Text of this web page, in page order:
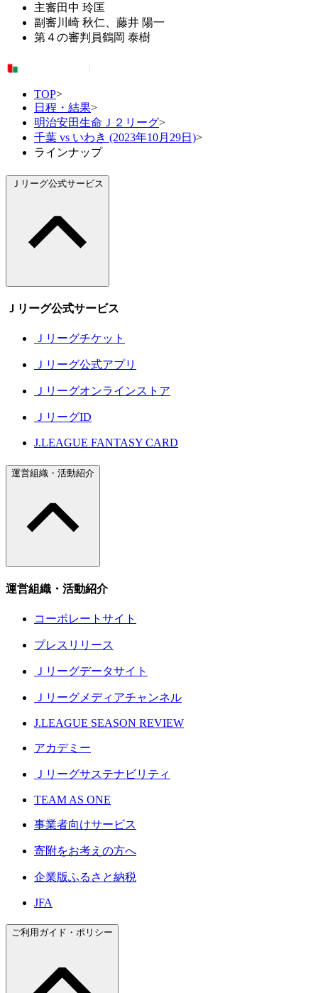
主審田中 玲匡
副審 川崎 秋仁、藤井 陽一
第４の審判員鶴岡 泰樹
TOP>
日程・結果>
明治安田生命Ｊ２リーグ>
千葉 vs いわき (2023年10月29日)>
ラインナップ
Ｊリーグ公式サービス
Ｊリーグ公式サービス
Ｊリーグチケット
Ｊリーグ公式アプリ
Ｊリーグオンラインストア
ＪリーグID
J.LEAGUE FANTASY CARD
運営組織・活動紹介
運営組織・活動紹介
コーポレートサイト
プレスリリース
Ｊリーグデータサイト
Ｊリーグメディアチャンネル
J.LEAGUE SEASON REVIEW
アカデミー
Ｊリーグサステナビリティ
TEAM AS ONE
事業者向けサービス
寄附をお考えの方へ
企業版ふるさと納税
JFA
ご利用ガイド・ポリシー